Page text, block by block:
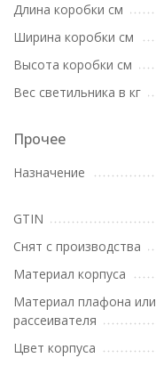
Длина коробки см
Ширина коробки см
Высота коробки см
Вес светильника в кг
Прочее
Назначение
GTIN
Снят с производства
Материал корпуса
Материал плафона или
рассеивателя
Цвет корпуса